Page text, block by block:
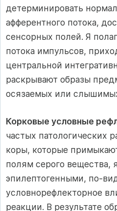
детерминировать
афферентного потока,
сенсорных полей. Я
потока импульсов,
центральной
раскрывают образы
осязаемых или
Корковые условные
частых патологических
коры, которые
полям серого вещества,
эпилептогенными, по-
условнорефлекторное
реакции. В результате